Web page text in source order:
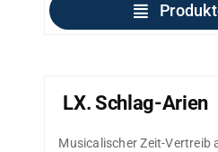
LX. Schlag-Arien
Musicalischer Zeit-Vertreib